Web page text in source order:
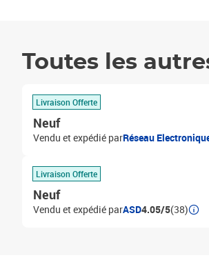
Toutes les
Livraison Offerte
Neuf
Vendu et expédié parRéseau
Livraison Offerte
Neuf
Vendu et expédié parASD4.05/5(38)